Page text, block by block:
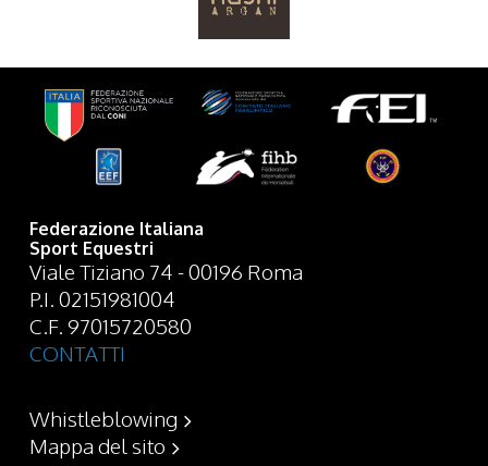
Federazione Italiana
Sport Equestri
Viale Tiziano 74 - 00196 Roma
P.I. 02151981004
C.F. 97015720580
CONTATTI
Whistleblowing
Mappa del sito